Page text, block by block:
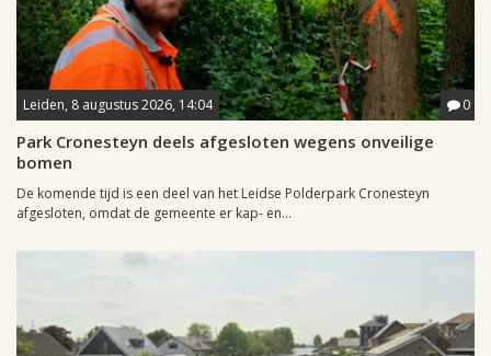
Leiden, 8 augustus 2026, 14:04 0
Park Cronesteyn deels afgesloten wegens onveilige
bomen
De komende tijd is een deel van het Leidse Polderpark Cronesteyn
afgesloten, omdat de gemeente er kap- en...